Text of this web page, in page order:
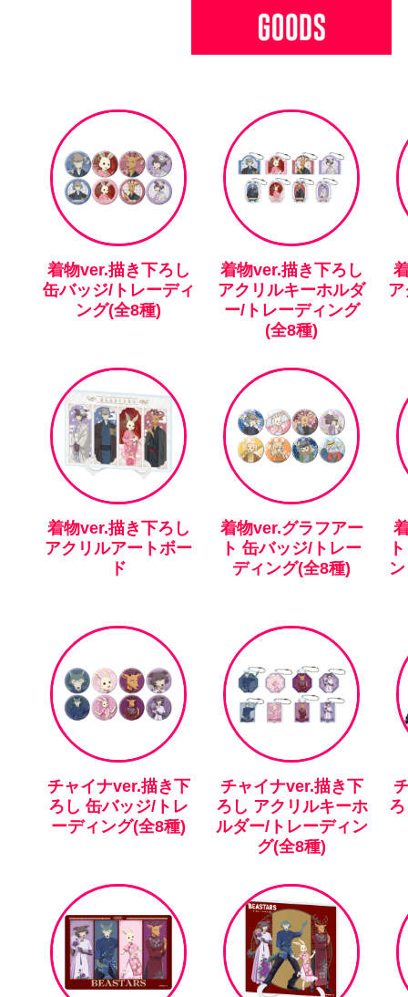
着物ver.描き下ろし
缶バッジ/トレーディ
ング(全8種)
着物ver.描き下ろし
アクリルキーホルダ
ー/トレーディング
(全8種)
着物ver.描き下ろし
アクリルアートボー
ド
着物ver.グラフアー
ト 缶バッジ/トレー
ディング(全8種)
チャイナver.描き下
ろし 缶バッジ/トレ
ーディング(全8種)
チャイナver.描き下
ろし アクリルキーホ
ルダー/トレーディン
グ(全8種)